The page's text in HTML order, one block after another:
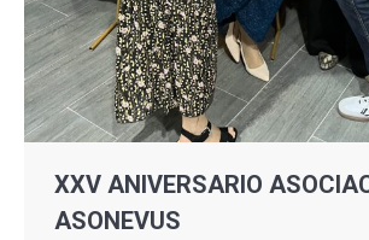
XXV ANIVERSARIO
ASONEVUS